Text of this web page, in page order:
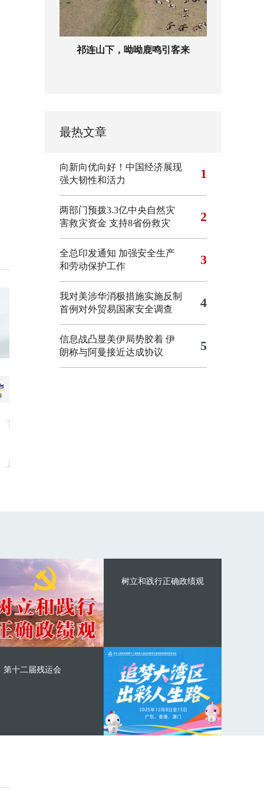
祁连山下，呦呦鹿鸣引客来
最热文章
向新向优向好！中国经济展现
强大韧性和活力
1
两部门预拨3.3亿中央自然灾
害救灾资金 支持8省份救灾
2
全总印发通知 加强安全生产
和劳动保护工作
3
我对美涉华消极措施实施反制
首例对外贸易国家安全调查
4
信息战凸显美伊局势胶着 伊
朗称与阿曼接近达成协议
5
树立和践行正确政绩观
第十二届残运会